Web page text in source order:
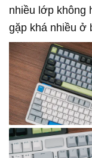
nhiều lớp không
gặp khá nhiều ở